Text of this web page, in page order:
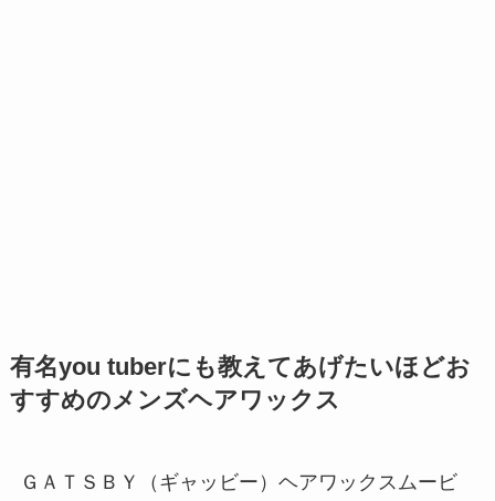
有名you tuberにも教えてあげたいほどお
すすめのメンズヘアワックス
ＧＡＴＳＢＹ（ギャッビー）ヘアワックスムービ